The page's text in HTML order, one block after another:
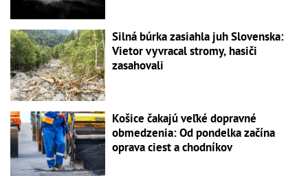
Silná búrka zasiahla juh Slovenska:
Vietor vyvracal stromy, hasiči
zasahovali
Košice čakajú veľké dopravné
obmedzenia: Od pondelka začína
oprava ciest a chodníkov